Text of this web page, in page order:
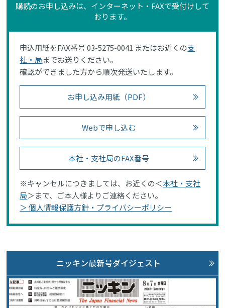
購読のお申し込みは、インターネット・FAXで受付けして
おります。
申込用紙をFAX番号 03-5275-0041 またはお近くの支
社・局までお送りください。
確認ができました方から順次発送いたします。
お申し込み用紙（PDF）
Webで申し込む
本社・支社局のFAX番号
※キャンセルにつきましては、お近くの＜本社・支社
局＞まで、ご本人様よりご連絡ください。
＞ 個人情報保護方針・プライバシーポリシー
ニッキン最新号ダイジェスト